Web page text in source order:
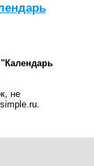
"Календарь
не